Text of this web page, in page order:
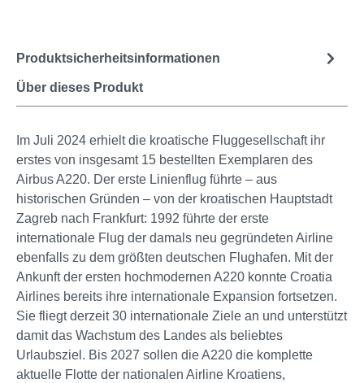
Über dieses Produkt
Produktsicherheitsinformationen
Im Juli 2024 erhielt die kroatische Fluggesellschaft ihr
erstes von insgesamt 15 bestellten Exemplaren des
Airbus A220. Der erste Linienflug führte – aus
historischen Gründen – von der kroatischen Hauptstadt
Zagreb nach Frankfurt: 1992 führte der erste
internationale Flug der damals neu gegründeten Airline
ebenfalls zu dem größten deutschen Flughafen. Mit der
Ankunft der ersten hochmodernen A220 konnte Croatia
Airlines bereits ihre internationale Expansion fortsetzen.
Sie fliegt derzeit 30 internationale Ziele an und unterstützt
damit das Wachstum des Landes als beliebtes
Urlaubsziel. Bis 2027 sollen die A220 die komplette
aktuelle Flotte der nationalen Airline Kroatiens,